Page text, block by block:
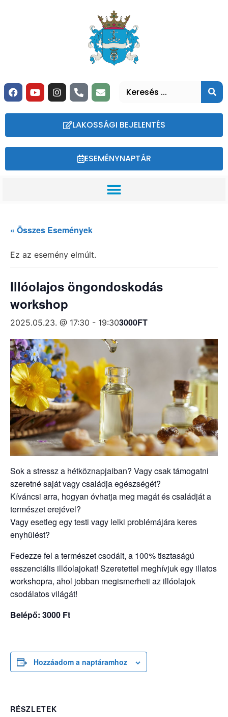
LAKOSSÁGI BEJELENTÉS
ESEMÉNYNAPTÁR
« Összes Események
Ez az esemény elmúlt.
Illóolajos öngondoskodás
workshop
2025.05.23. @ 17:30 - 19:303000FT
Sok a stressz a hétköznapjaiban? Vagy csak támogatni
szeretné saját vagy családja egészségét?
Kíváncsi arra, hogyan óvhatja meg magát és családját a
természet erejével?
Vagy esetleg egy testi vagy lelki problémájára keres
enyhülést?
Fedezze fel a természet csodáit, a 100% tisztaságú
esszenciális illóolajokat! Szeretettel meghívjuk egy illatos
workshopra, ahol jobban megismerheti az illóolajok
csodálatos világát!
Belépő: 3000 Ft
Hozzáadom a naptáramhoz
RÉSZLETEK